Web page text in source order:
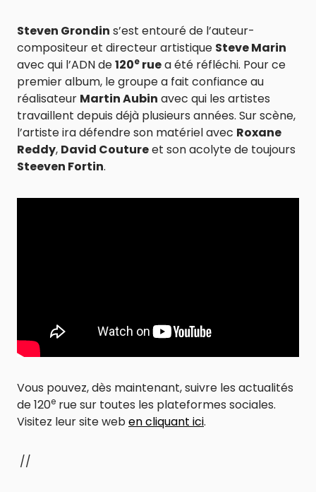
Steven Grondin s’est entouré de l’auteur-
compositeur et directeur artistique Steve Marin
avec qui l’ADN de120e ruea été réfléchi. Pour ce
premier album, le groupe a fait confiance au
réalisateur Martin Aubin avec qui les artistes
travaillent depuis déjà plusieurs années. Sur scène,
l’artiste ira défendre son matériel avec Roxane
Reddy, David Coutureet son acolyte de toujours
Steeven Fortin.
Vous pouvez, dès maintenant, suivre les actualités
de 120e rue sur toutes les plateformes sociales.
Visitez leur site weben cliquant ici.
//